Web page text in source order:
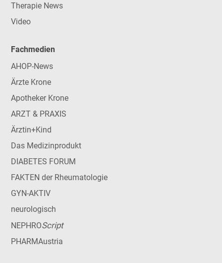
Therapie News
Video
Fachmedien
AHOP-News
Ärzte Krone
Apotheker Krone
ARZT & PRAXIS
Ärztin+Kind
Das Medizinprodukt
DIABETES FORUM
FAKTEN der Rheumatologie
GYN-AKTIV
neurologisch
NEPHROScript
PHARMAustria